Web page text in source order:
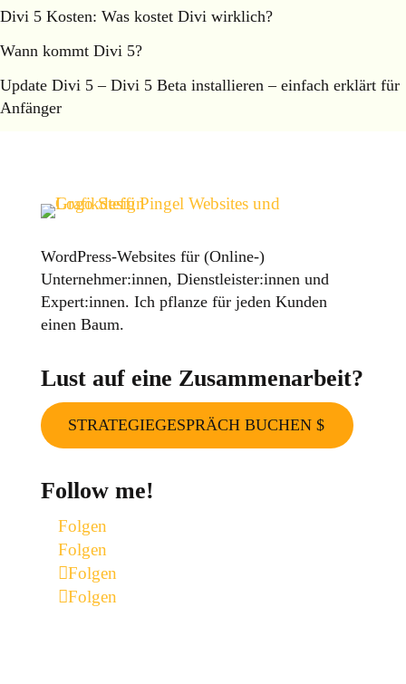
Divi 5 Kosten: Was kostet Divi wirklich?
Wann kommt Divi 5?
Update Divi 5 – Divi 5 Beta installieren – einfach erklärt für
Anfänger
WordPress-Websites für (Online-)
Unternehmer:innen, Dienstleister:innen und
Expert:innen. Ich pflanze für jeden Kunden
einen Baum.
Lust auf eine Zusammenarbeit?
STRATEGIEGESPRÄCH BUCHEN
Follow me!
Folgen
Folgen
Folgen
Folgen